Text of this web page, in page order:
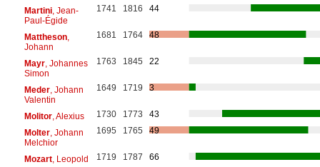
Martini, Jean-
Paul-Égide
1741 1816 44
Mattheson,
Johann
1681 1764 48
Mayr, Johannes
Simon
1763 1845 22
Meder, Johann
Valentin
1649 1719 3
Molitor, Alexius 1730 1773
43
Molter, Johann
Melchior
1695 1765 49
Mozart, Leopold 1719 1787
66